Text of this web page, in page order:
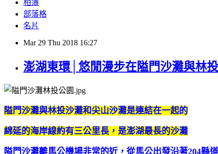
相簿
部落格
名片
Mar 29 Thu 2018 16:27
澎湖東環│悠閒漫步在隘門沙灘與林
隘門沙灘與林投沙灘和尖山沙灘是連結在一起的
綿延的海岸線約有三公里長，是澎湖最長的沙灘
隘門沙灘離馬公機場非常的近， 從馬公出發沿著204縣道